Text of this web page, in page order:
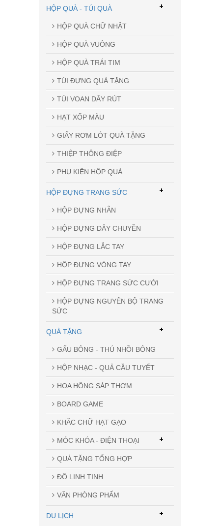
HỘP QUÀ - TÚI QUÀ
HỘP QUÀ CHỮ NHẬT
HỘP QUÀ VUÔNG
HỘP QUÀ TRÁI TIM
TÚI ĐỰNG QUÀ TẶNG
TÚI VOAN DÂY RÚT
HẠT XỐP MÀU
GIẤY RƠM LÓT QUÀ TẶNG
THIỆP THÔNG ĐIỆP
PHỤ KIỆN HỘP QUÀ
+
HỘP ĐỰNG TRANG SỨC
HỘP ĐỰNG NHẪN
HỘP ĐỰNG DÂY CHUYỀN
HỘP ĐỰNG LẮC TAY
HỘP ĐỰNG VÒNG TAY
HỘP ĐỰNG TRANG SỨC CƯỚI
HỘP ĐỰNG NGUYÊN BỘ TRANG
SỨC
+
QUÀ TẶNG
GẤU BÔNG - THÚ NHỒI BÔNG
HỘP NHẠC - QUẢ CẦU TUYẾT
HOA HỒNG SÁP THƠM
BOARD GAME
KHẮC CHỮ HẠT GẠO
MÓC KHÓA - ĐIỆN THOẠI +
QUÀ TẶNG TỔNG HỢP
ĐỒ LINH TINH
VĂN PHÒNG PHẨM
+
DU LỊCH +